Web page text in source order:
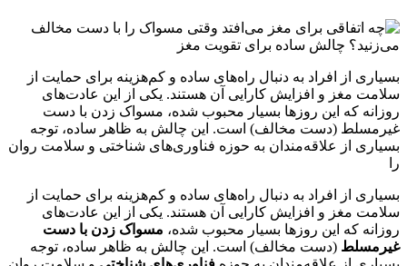
بسیاری از افراد به دنبال راه‌های ساده و کم‌هزینه برای حمایت از
سلامت مغز و افزایش کارایی آن هستند. یکی از این عادت‌های
روزانه که این روزها بسیار محبوب شده، مسواک زدن با دست
غیرمسلط (دست مخالف) است. این چالش به ظاهر ساده، توجه
بسیاری از علاقه‌مندان به حوزه فناوری‌های شناختی و سلامت روان
را
بسیاری از افراد به دنبال راه‌های ساده و کم‌هزینه برای حمایت از
سلامت مغز و افزایش کارایی آن هستند. یکی از این عادت‌های
روزانه که این روزها بسیار محبوب شده، مسواک زدن با دست
غیرمسلط (دست مخالف) است. این چالش به ظاهر ساده، توجه